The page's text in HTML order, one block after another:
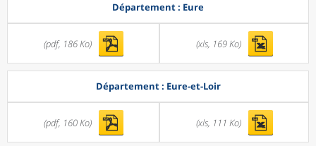
Département : Eure
(pdf, 186 Ko) (xls, 169 Ko)
Département : Eure-et-Loir
(pdf, 160 Ko) (xls, 111 Ko)